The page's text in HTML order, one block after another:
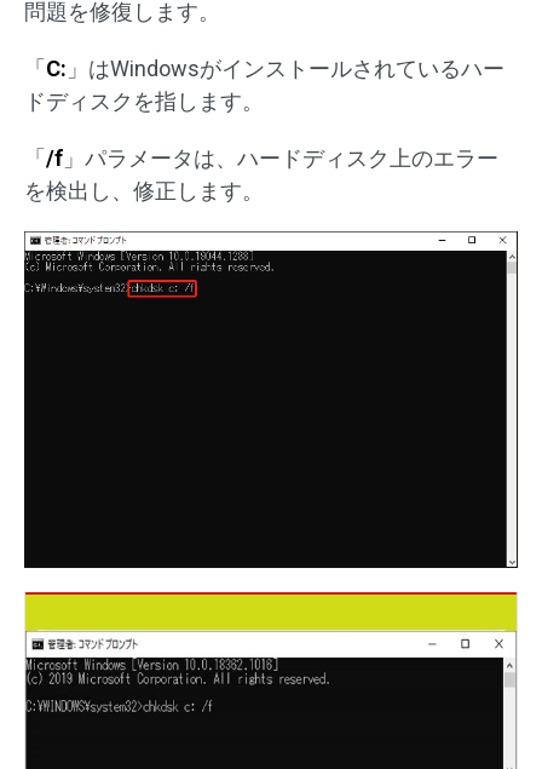
問題を修復します。
「C: 」はWindowsがインストールされているハー
ドディスクを指します。
「/f 」パラメータは、ハードディスク上のエラー
を検出し、修正します。